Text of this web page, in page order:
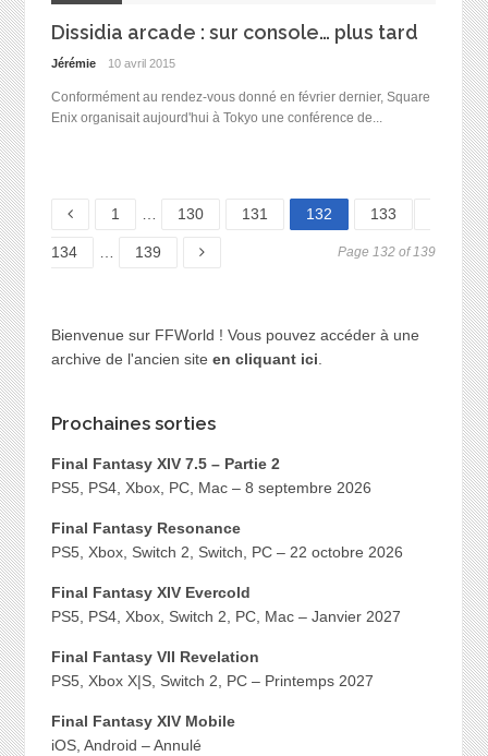
Dissidia arcade : sur console… plus tard
Jérémie 10 avril 2015
Conformément au rendez-vous donné en février dernier, Square
Enix organisait aujourd'hui à Tokyo une conférence de...
Page
1 Page
130 Page
131 Page
132 Page
133 Page
134 Page
139 Page 132 of 139
Bienvenue sur FFWorld ! Vous pouvez accéder à une
archive de l'ancien site en cliquant ici
Prochaines sorties
Final Fantasy XIV 7.5 – Partie 2
PS5, PS4, Xbox, PC, Mac – 8 septembre 2026
Final Fantasy Resonance
PS5, Xbox, Switch 2, Switch, PC – 22 octobre 2026
Final Fantasy XIV Evercold
PS5, PS4, Xbox, Switch 2, PC, Mac – Janvier 2027
Final Fantasy VII Revelation
PS5, Xbox X|S, Switch 2, PC – Printemps 2027
Final Fantasy XIV Mobile
iOS, Android – Annulé